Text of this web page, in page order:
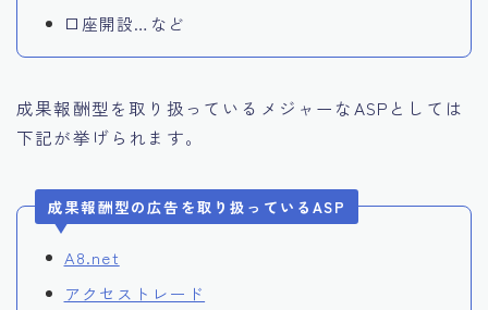
口座開設…など
成果報酬型を取り扱っているメジャーなASPとしては
下記が挙げられます。
成果報酬型の広告を取り扱っているASP
A8.net
アクセストレード